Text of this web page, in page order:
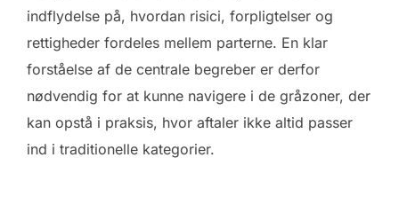
indflydelse på, hvordan risici, forpligtelser og
rettigheder fordeles mellem parterne. En klar
forståelse af de centrale begreber er derfor
nødvendig for at kunne navigere i de gråzoner, der
kan opstå i praksis, hvor aftaler ikke altid passer
ind i traditionelle kategorier.